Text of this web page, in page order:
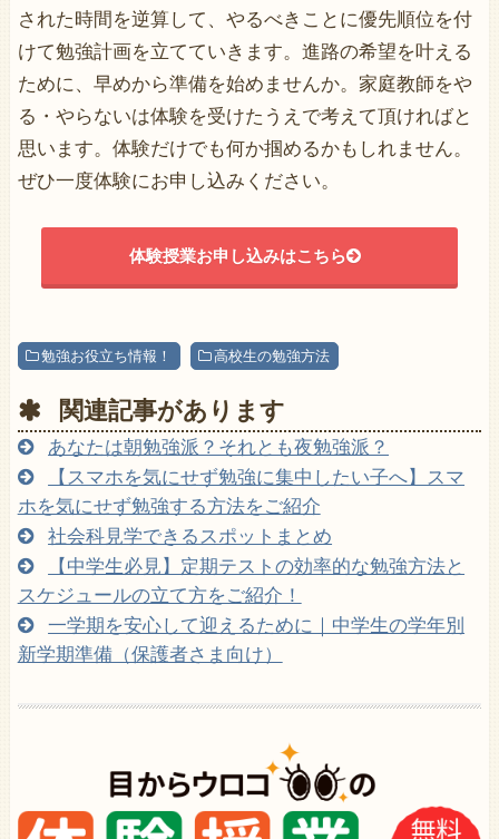
された時間を逆算して、やるべきことに優先順位を付
けて勉強計画を立てていきます。進路の希望を叶える
ために、早めから準備を始めませんか。家庭教師をや
る・やらないは体験を受けたうえで考えて頂ければと
思います。体験だけでも何か掴めるかもしれません。
ぜひ一度体験にお申し込みください。
体験授業お申し込みはこちら
勉強お役立ち情報！ 高校生の勉強方法
関連記事があります
あなたは朝勉強派？それとも夜勉強派？
【スマホを気にせず勉強に集中したい子へ】スマ
ホを気にせず勉強する方法をご紹介
社会科見学できるスポットまとめ
【中学生必見】定期テストの効率的な勉強方法と
スケジュールの立て方をご紹介！
一学期を安心して迎えるために｜中学生の学年別
新学期準備（保護者さま向け）